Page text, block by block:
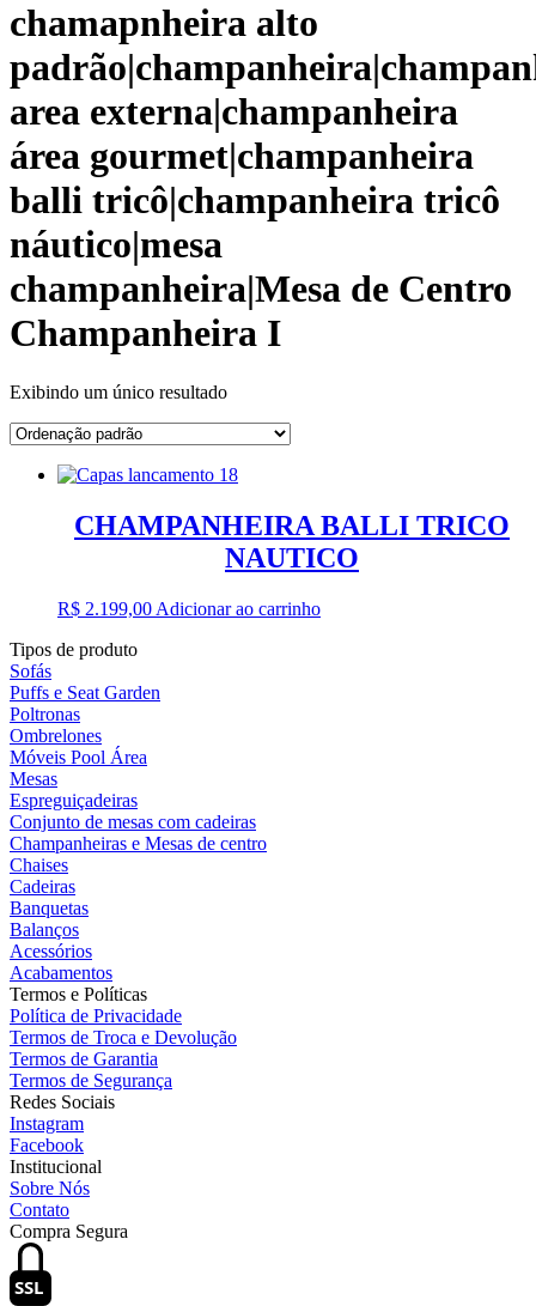
chamapnheira alto
area externa|champanheira
área gourmet|champanheira
balli tricô|champanheira tricô
náutico|mesa
champanheira|Mesa de Centro
Champanheira I
Exibindo um único resultado
CHAMPANHEIRA BALLI TRICO
NAUTICO
R$ 2.199,00 Adicionar ao carrinho
Tipos de produto
Sofás
Puffs e Seat Garden
Poltronas
Ombrelones
Móveis Pool Área
Mesas
Espreguiçadeiras
Conjunto de mesas com cadeiras
Champanheiras e Mesas de centro
Chaises
Cadeiras
Banquetas
Balanços
Acessórios
Acabamentos
Termos e Políticas
Política de Privacidade
Termos de Troca e Devolução
Termos de Garantia
Termos de Segurança
Redes Sociais
Instagram
Facebook
Institucional
Sobre Nós
Contato
Compra Segura
SSL